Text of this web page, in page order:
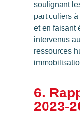
soulignant
particuliers à
et en faisant
intervenus
ressources
6.
2023-